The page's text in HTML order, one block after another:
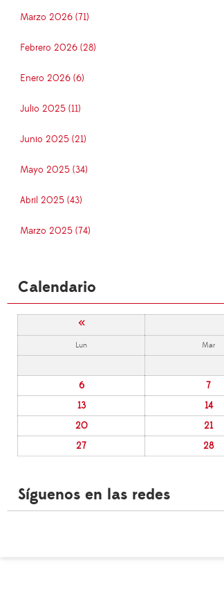
Marzo 2026 (71)
Febrero 2026 (28)
Enero 2026 (6)
Julio 2025 (11)
Junio 2025 (21)
Mayo 2025 (34)
Abril 2025 (43)
Marzo 2025 (74)
Calendario
«
Lun Mar
6
7
13
14
20
21
27
28
Síguenos en las redes